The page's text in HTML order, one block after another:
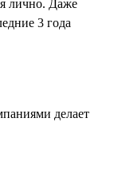
лично. Даже
3 года
делает